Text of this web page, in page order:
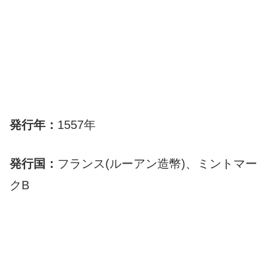
発行年： 1557年
発行国： フランス(ルーアン造幣)、ミントマー
クB